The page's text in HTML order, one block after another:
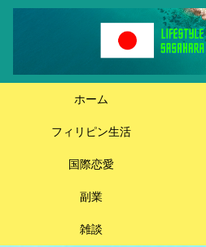
ホーム
フィリピン生活
国際恋愛
副業
雑談